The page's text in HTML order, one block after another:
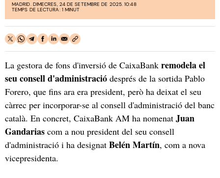
MADRID. DIMECRES, 24 DE SETEMBRE DE 2025. 10:48
TEMPS DE LECTURA: 1 MINUT
La gestora de fons d'inversió de CaixaBank remodela el
seu consell d'administració després de la sortida Pablo
Forero, que fins ara era president, però ha deixat el seu
càrrec per incorporar-se al consell d'administració del banc
català. En concret, CaixaBank AM ha nomenat Juan
Gandarias com a nou president del seu consell
d'administració i ha designat Belén Martín, com a nova
vicepresidenta.